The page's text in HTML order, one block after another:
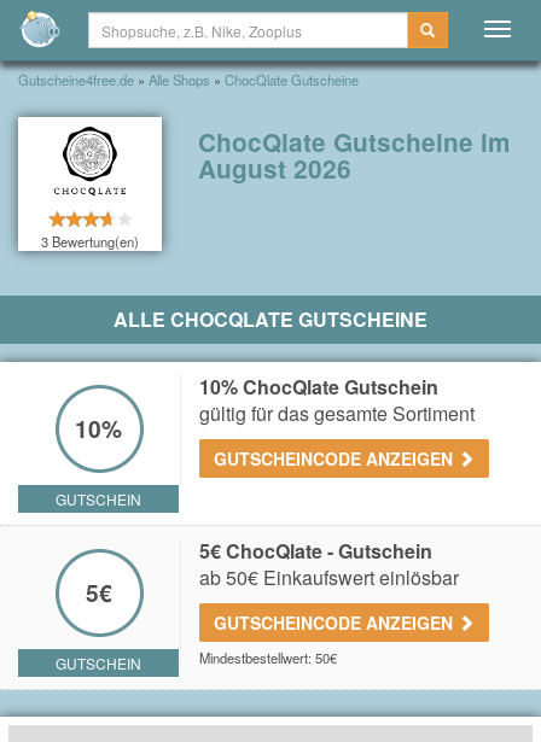
Gutscheine4free.de » Alle Shops » ChocQlate Gutscheine
3 Bewertung(en)
ChocQlate Gutscheine im
August 2026
ALLE CHOCQLATE GUTSCHEINE
10%
GUTSCHEIN
10% ChocQlate Gutschein
gültig für das gesamte Sortiment
GUTSCHEINCODE ANZEIGEN
5€
GUTSCHEIN
5€ ChocQlate - Gutschein
ab 50€ Einkaufswert einlösbar
GUTSCHEINCODE ANZEIGEN
Mindestbestellwert: 50€